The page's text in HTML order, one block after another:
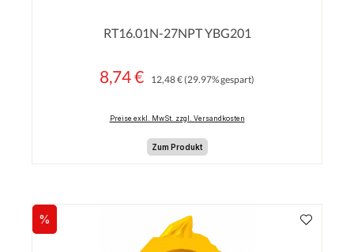
RT16.01N-27NPT YBG201
Verkaufspreis:
8,74 € 12,48 €(29.97% gespart)
Preise exkl. MwSt. zzgl. Versandkosten
Zum Produkt
Rabatt
%